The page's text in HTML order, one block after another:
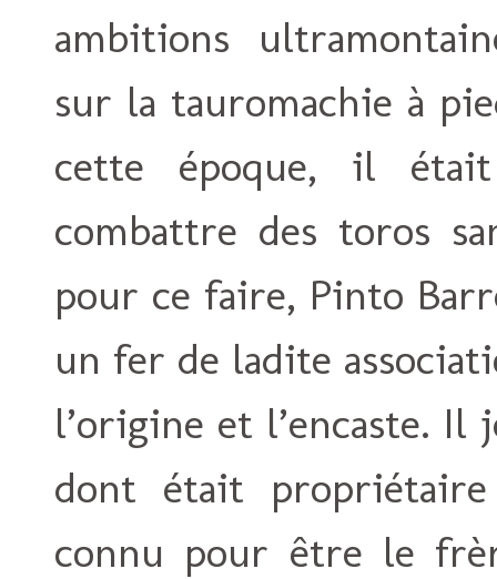
ambitions
sur la tauromachie à
cette époque, il était
combattre des toros
pour ce faire, Pinto
un fer de ladite
l’origine et l’encaste.
dont était
connu pour être le